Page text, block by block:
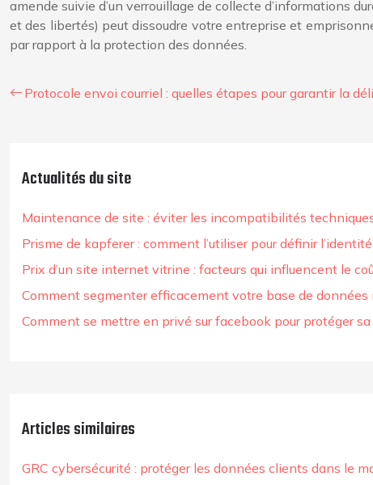
amende suivie d’un verrouillage de collecte d’informations
et des libertés) peut dissoudre votre entreprise et
par rapport à la protection des données.
Protocole envoi courriel : quelles étapes pour garantir la
Actualités du site
Maintenance de site : éviter les incompatibilités
Prisme de kapferer : comment l’utiliser pour définir
Prix d’un site internet vitrine : facteurs qui influencent le
Comment segmenter efficacement votre base de données
Comment se mettre en privé sur facebook pour protéger
Articles similaires
GRC cybersécurité : protéger les données clients dans le